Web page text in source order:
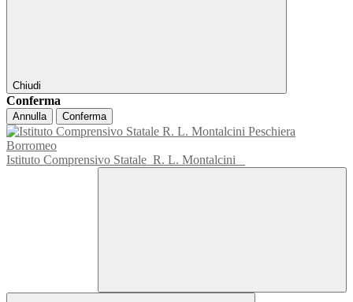
Chiudi
Conferma
Annulla Conferma
Istituto Comprensivo Statale R. L. Montalcini